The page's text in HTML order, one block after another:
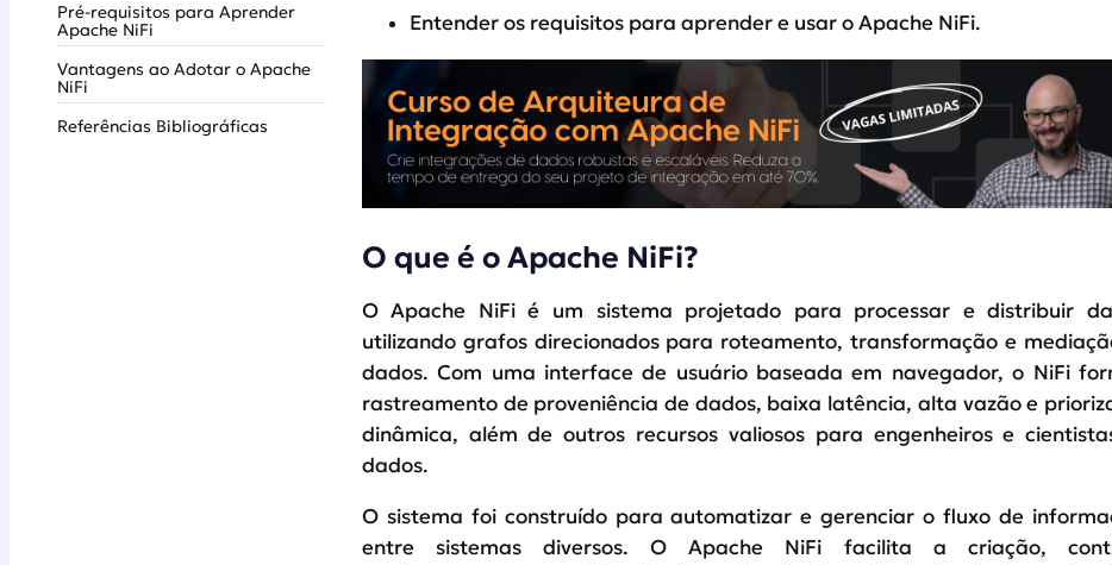
Pré-requisitos para Aprender
Apache NiFi
Vantagens ao Adotar o Apache
NiFi
Referências Bibliográficas
Entender os requisitos para aprender e usar o Apache NiFi.
O que é o Apache NiFi?
O Apache NiFi é um sistema projetado para processar e distribuir
utilizando grafos direcionados para roteamento, transformação e
dados. Com uma interface de usuário baseada em navegador, o NiFi
rastreamento de proveniência de dados, baixa latência, alta vazão e
dinâmica, além de outros recursos valiosos para engenheiros e
dados.
O sistema foi construído para automatizar e gerenciar o fluxo de
entre sistemas diversos. O Apache NiFi facilita a criação,